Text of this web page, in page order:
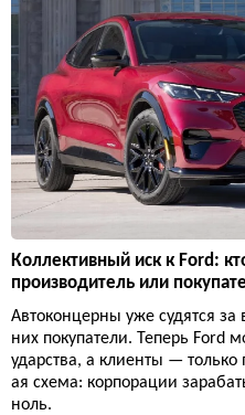
Коллективный иск к Ford:
производитель или
Автоконцерны уже судятся за
них покупатели. Теперь Ford
ударства, а клиенты —
ая схема: корпорации
ноль.